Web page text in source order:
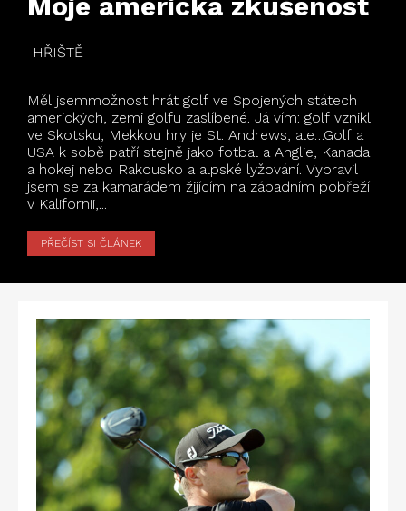
HŘIŠTĚ
Měl jsemmožnost hrát golf ve Spojených státech
amerických, zemi golfu zaslíbené. Já vím: golf vznikl
ve Skotsku, Mekkou hry je St. Andrews, ale…Golf a
USA k sobě patří stejně jako fotbal a Anglie, Kanada
a hokej nebo Rakousko a alpské lyžování. Vypravil
jsem se za kamarádem žijícím na západním pobřeží
v Kalifornii,...
PŘEČÍST SI ČLÁNEK